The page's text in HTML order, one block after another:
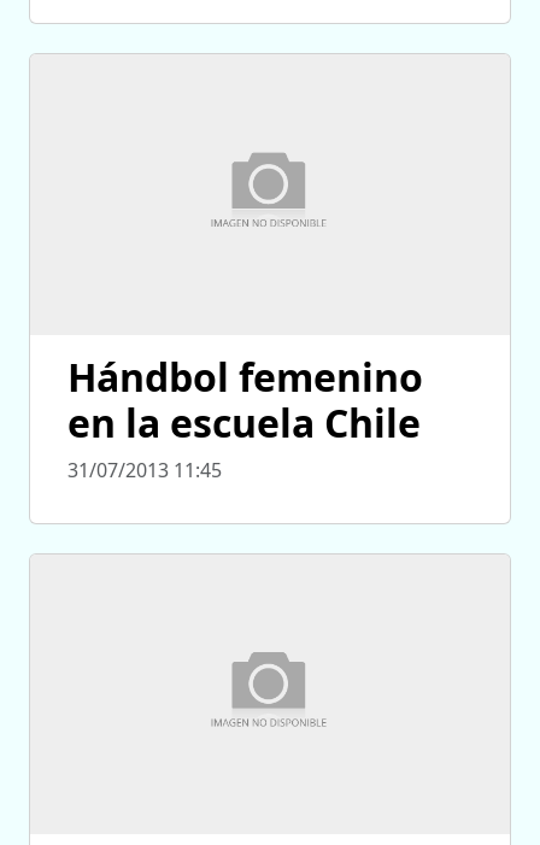
Hándbol femenino
en la escuela Chile
31/07/2013 11:45